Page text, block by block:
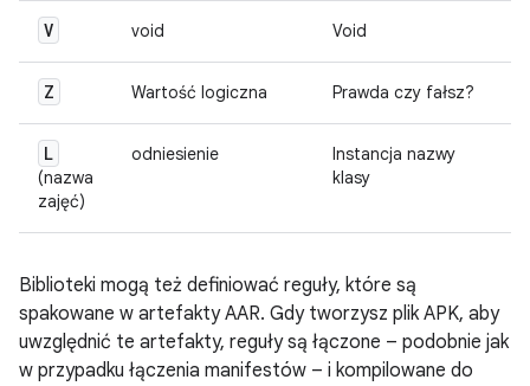
V void Void
Z Wartość logiczna Prawda czy fałsz?
L
(nazwa
zajęć)
odniesienie
Instancja nazwy
klasy
Biblioteki mogą też definiować reguły, które są
spakowane w artefakty AAR. Gdy tworzysz plik APK, aby
uwzględnić te artefakty, reguły są łączone – podobnie jak
w przypadku łączenia manifestów – i kompilowane do